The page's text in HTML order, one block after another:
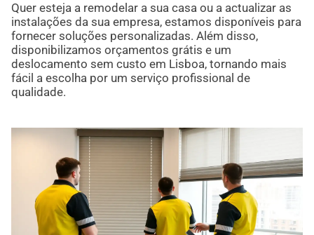
Quer esteja a remodelar a sua casa ou a actualizar as
instalações da sua empresa, estamos disponíveis para
fornecer soluções personalizadas. Além disso,
disponibilizamos orçamentos grátis e um
deslocamento sem custo em Lisboa, tornando mais
fácil a escolha por um serviço profissional de
qualidade.